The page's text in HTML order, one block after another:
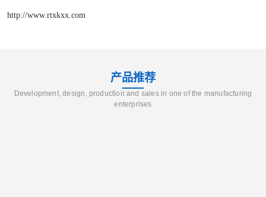
http://www.rtxkxx.com
产品推荐
Development, design, production and sales in one of the manufacturing
enterprises